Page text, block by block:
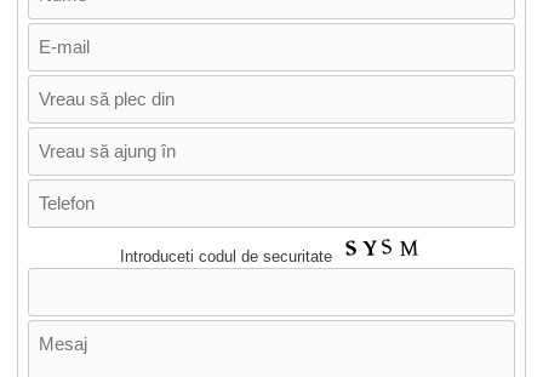
Introduceti codul de securitate